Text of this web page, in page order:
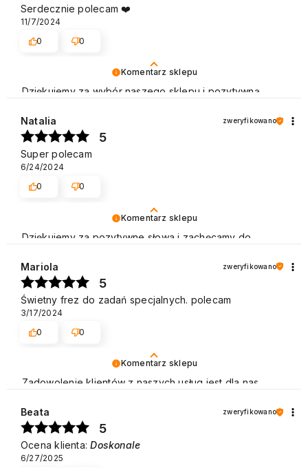
Komentarz sklepu
Dziękujemy za wybór naszego sklepu i pozytywną
sklepie! Pozdrawiamy
Serdecznie polecam ❤️
11/7/2024
0
0
Komentarz sklepu
Dziękujemy za pozytywne słowa i zachęcamy do
Natalia zweryfikowano
5
Super polecam
6/24/2024
0
0
Komentarz sklepu
Zadowolenie klientów z naszych usług jest dla nas
właśnie było. Pozdrawiamy
Mariola zweryfikowano
5
Świetny frez do zadań specjalnych. polecam
3/17/2024
0
0
Beata zweryfikowano
5
Ocena klienta:Doskonale
6/27/2025